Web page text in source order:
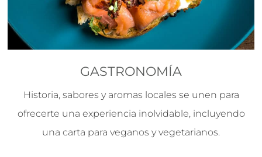
GASTRONOMÍA
Historia, sabores y aromas locales se unen para
ofrecerte una experiencia inolvidable, incluyendo
una carta para veganos y vegetarianos.